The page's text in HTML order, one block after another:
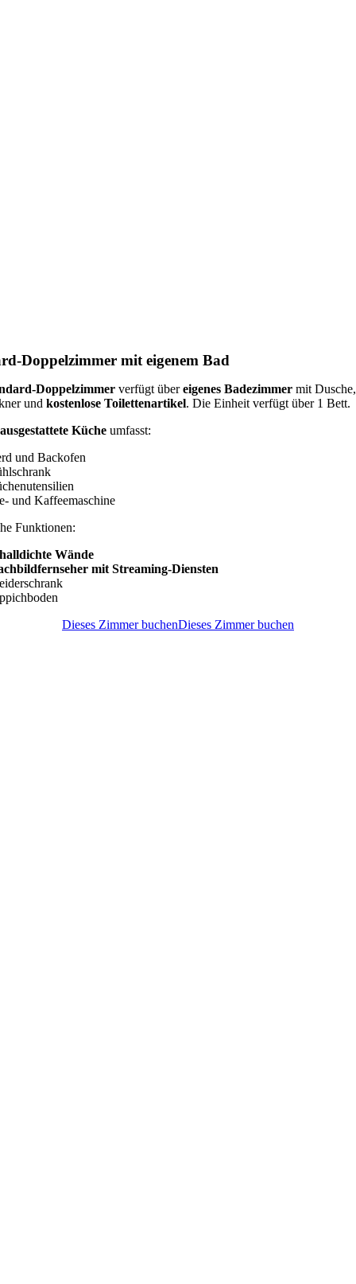
Doppelzimmer mit eigenem Bad
Doppelzimmer verfügt übereigenes Badezimmer mit Dusche,
und kostenlose Toilettenartikel. Die Einheit verfügt über 1 Bett.
Küche umfasst:
und Backofen
und Kaffeemaschine
Funktionen:
Wände
mit Streaming-Diensten
Dieses Zimmer buchenDieses Zimmer buchen